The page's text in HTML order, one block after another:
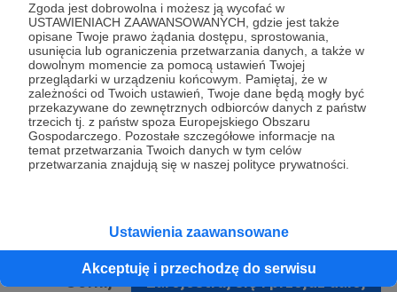
Zgoda jest dobrowolna i możesz ją wycofać w
USTAWIENIACH ZAAWANSOWANYCH, gdzie jest także
opisane Twoje prawo żądania dostępu, sprostowania,
usunięcia lub ograniczenia przetwarzania danych, a także w
dowolnym momencie za pomocą ustawień Twojej
przeglądarki w urządzeniu końcowym. Pamiętaj, że w
zależności od Twoich ustawień, Twoje dane będą mogły być
przekazywane do zewnętrznych odbiorców danych z państw
trzecich tj. z państw spoza Europejskiego Obszaru
Gospodarczego. Pozostałe szczegółowe informacje na
temat przetwarzania Twoich danych w tym celów
przetwarzania znajdują się w naszej polityce prywatności.
Ustawienia zaawansowane
Akceptuję i przechodzę do serwisu
* Wyrażam zgodę na przetwarzanie moich danych
osobowych podanych w formularzu rejestracyjnym w celu
prawidłowego świadczenia usług serwisu Patronite.
Wyrażam zgodę na otrzymywanie drogą elektroniczną
informacji handlowych - newslettera. Opcja ta może zostać
zmieniona w ustawieniach konta.
Zarejestruj się i przejdź dalej